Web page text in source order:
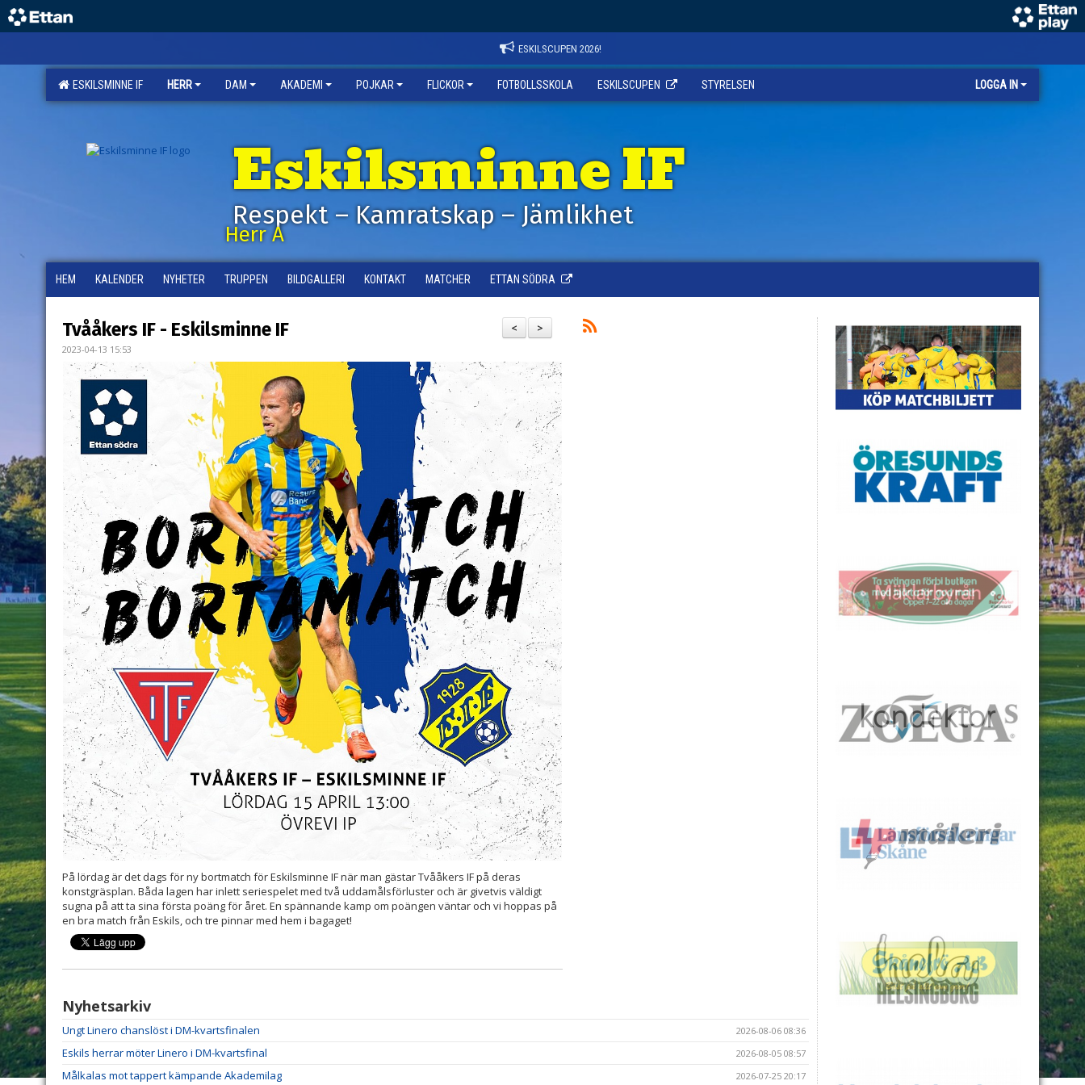
ESKILSCUPEN 2026!
ESKILSMINNE IF HERR DAM AKADEMI POJKAR FLICKOR FOTBOLLSSKOLA ESKILSCUPEN STYRELSEN LOGGA IN
Eskilsminne IF
Respekt – Kamratskap – Jämlikhet
Herr A
HEM KALENDER NYHETER TRUPPEN BILDGALLERI KONTAKT MATCHER ETTAN SÖDRA
>
<
Tvååkers IF - Eskilsminne IF
2023-04-13 15:53
På lördag är det dags för ny bortmatch för Eskilsminne IF när man gästar Tvååkers IF på deras
konstgräsplan. Båda lagen har inlett seriespelet med två uddamålsförluster och är givetvis väldigt
sugna på att ta sina första poäng för året. En spännande kamp om poängen väntar och vi hoppas på
en bra match från Eskils, och tre pinnar med hem i bagaget!
Nyhetsarkiv
Ungt Linero chanslöst i DM-kvartsfinalen 2026-08-06 08:36
Eskils herrar möter Linero i DM-kvartsfinal 2026-08-05 08:57
Målkalas mot tappert kämpande Akademilag 2026-07-25 20:17